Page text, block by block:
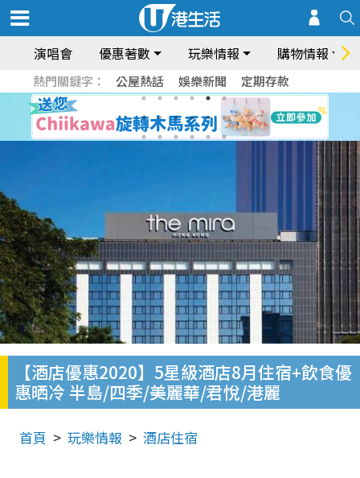
演唱會 優惠著數 玩樂情報 購物情報
熱門關鍵字： 公屋熱話 娛樂新聞 定期存款
【酒店優惠2020】5星級酒店8月住宿+飲食優
惠晒冷 半島/四季/美麗華/君悅/港麗
首頁 玩樂情報 酒店住宿